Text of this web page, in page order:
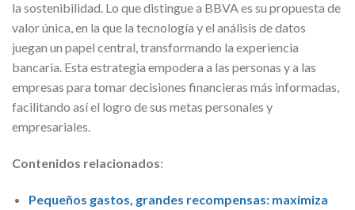
la sostenibilidad. Lo que distingue a BBVA es su propuesta de
valor única, en la que la tecnología y el análisis de datos
juegan un papel central, transformando la experiencia
bancaria. Esta estrategia empodera a las personas y a las
empresas para tomar decisiones financieras más informadas,
facilitando así el logro de sus metas personales y
empresariales.
Contenidos relacionados:
Pequeños gastos, grandes recompensas: maximiza